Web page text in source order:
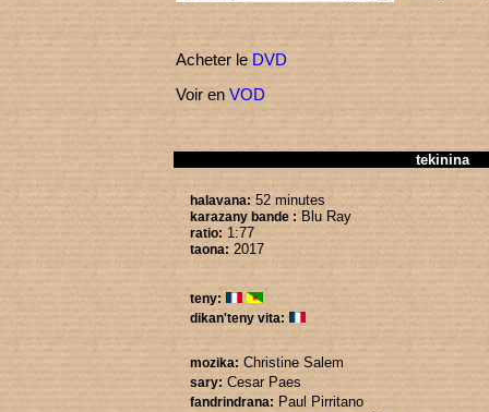
Acheter le DVD
Voir en VOD
tekinina
halavana: 52 minutes
karazany bande : Blu Ray
ratio: 1:77
taona: 2017
teny:
dikan'teny vita:
mozika: Christine Salem
sary: Cesar Paes
fandrindrana: Paul Pirritano